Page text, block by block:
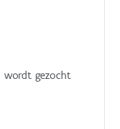
wordt gezocht